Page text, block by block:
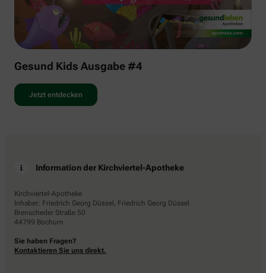
Gesund Kids Ausgabe #4
Jetzt entdecken
Information der Kirchviertel-Apotheke
Kirchviertel-Apotheke
Inhaber: Friedrich Georg Düssel, Friedrich Georg Düssel
Brenscheder Straße 50
44799 Bochum
Sie haben Fragen?
Kontaktieren Sie uns direkt.